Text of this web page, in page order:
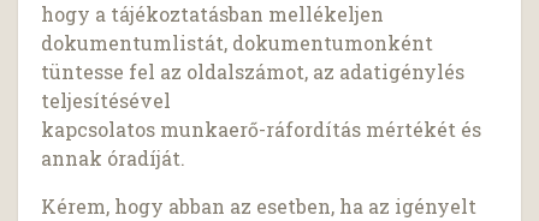
hogy a tájékoztatásban mellékeljen
dokumentumlistát, dokumentumonként
tüntesse fel az oldalszámot, az adatigénylés
teljesítésével
kapcsolatos munkaerő-ráfordítás mértékét és
annak óradíját.
Kérem, hogy abban az esetben, ha az igényelt